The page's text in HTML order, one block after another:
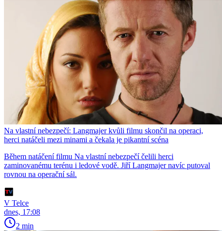
Na vlastní nebezpečí: Langmajer kvůli filmu skončil na operaci,
herci natáčeli mezi minami a čekala je pikantní scéna
Během natáčení filmu Na vlastní nebezpečí čelili herci
zaminovanému terénu i ledové vodě. Jiří Langmajer navíc putoval
rovnou na operační sál.
V Telce
dnes, 17:08
2 min